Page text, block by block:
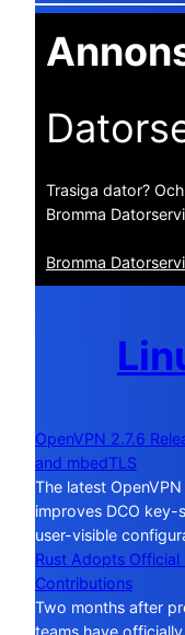
Trasiga dator?
Bromma
Bromma
OpenVPN 2.7.6
and mbedTLS
The latest
improves DCO key-
user-visible
Rust Adopts
Contributions
Two months after